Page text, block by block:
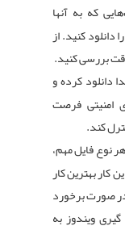
که به آنها
دانلود کنید. از
بررسی کنید.
دانلود کرده و
امنیتی فرصت
کند.
نوع فایل مهم،
کار بهترین کار
صورت برخورد
ویندوز به